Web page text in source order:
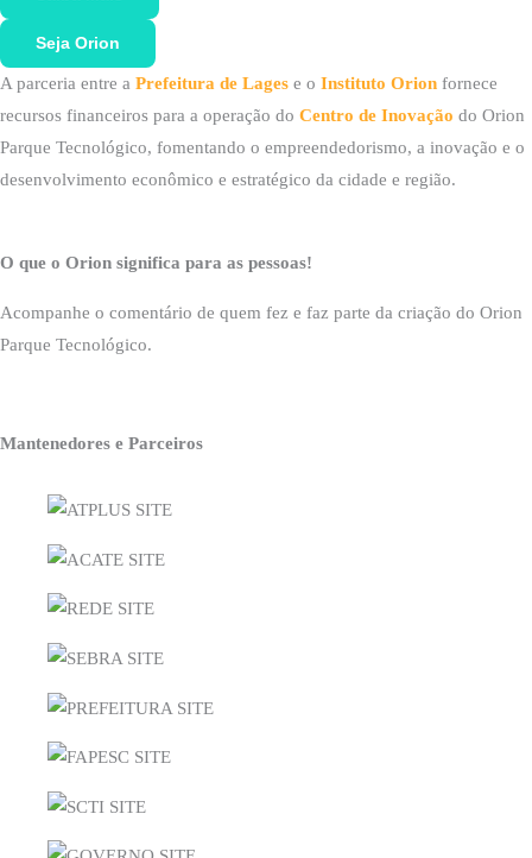
Seja Orion
A parceria entre a Prefeitura de Lages e o Instituto Orion fornece
recursos financeiros para a operação do Centro de Inovação do Orion
Parque Tecnológico, fomentando o empreendedorismo, a inovação e o
desenvolvimento econômico e estratégico da cidade e região.
O que o Orion significa para as pessoas!
Acompanhe o comentário de quem fez e faz parte da criação do Orion
Parque Tecnológico.
Mantenedores e Parceiros